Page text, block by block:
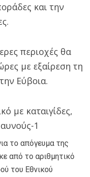
και την
περιοχές θα
με εξαίρεση τη
Εύβοια.
το απόγευμα της
από το αριθμητικό
του Εθνικού